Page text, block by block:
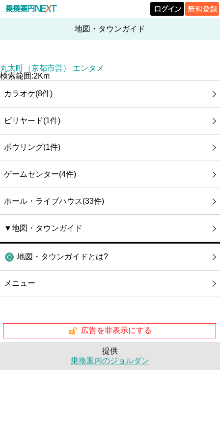
地図・タウンガイド
丸太町（京都市営） エンタメ
検索範囲:2Km
カラオケ(8件)
ビリヤード(1件)
ボウリング(1件)
ゲームセンター(4件)
ホール・ライブハウス(33件)
▼地図・タウンガイド
地図・タウンガイドとは?
メニュー
広告を非表示にする
提供
乗換案内のジョルダン